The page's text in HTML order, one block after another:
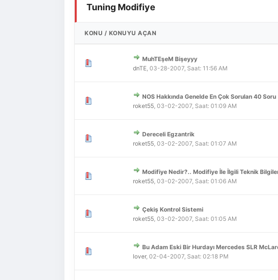
Tuning Modifiye
KONU / KONUYU AÇAN
MuhTEşeM Bişeyyy
dnTE, 03-28-2007, Saat: 11:56 AM
Derecelendirme: 0/5 - 0 oy
1 2
NOS Hakkında Genelde En Çok Sorulan 40 Soru
roket55, 03-02-2007, Saat: 01:09 AM
Derecelendirme: 0/5 - 0 oy
12345
Dereceli Egzantrik
roket55, 03-02-2007, Saat: 01:07 AM
Derecelendirme: 0/5 - 0 oy
12
Modifiye Nedir?.. Modifiye İle İlgili Teknik
roket55, 03-02-2007, Saat: 01:06 AM
Derecelendirme: 0/5 - 0 oy
1 2345
Çekiş Kontrol Sistemi
roket55, 03-02-2007, Saat: 01:05 AM
Derecelendirme: 0/5 - 0 oy
1234
Bu Adam Eski Bir Hurdayı Mercedes SLR
lover, 02-04-2007, Saat: 02:18 PM
Derecelendirme: 0/5 - 0 oy
1 2345